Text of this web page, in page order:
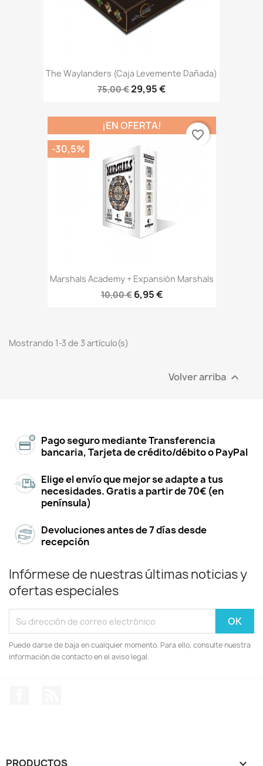
The Waylanders (caja Levemente Dañada)
75,00 €29,95 €
Marshals Academy + Expansión Marshals
10,00 € 6,95 €
¡EN OFERTA!
-30,5%
favorite_border
Mostrando 1-3 de 3 artículo(s)
Volver arriba 
Pago seguro mediante Transferencia
bancaria, Tarjeta de crédito/débito o PayPal
Elige el envío que mejor se adapte a tus
necesidades. Gratis a partir de 70€ (en
península)
Devoluciones antes de 7 días desde
recepción
Infórmese de nuestras últimas noticias y
ofertas especiales
Puede darse de baja en cualquier momento. Para ello, consulte nuestra
información de contacto en el aviso legal.
PRODUCTOS